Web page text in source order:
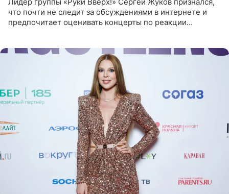
что почти не следит за обсуждениями в интернете и
предпочитает оценивать концерты по реакции